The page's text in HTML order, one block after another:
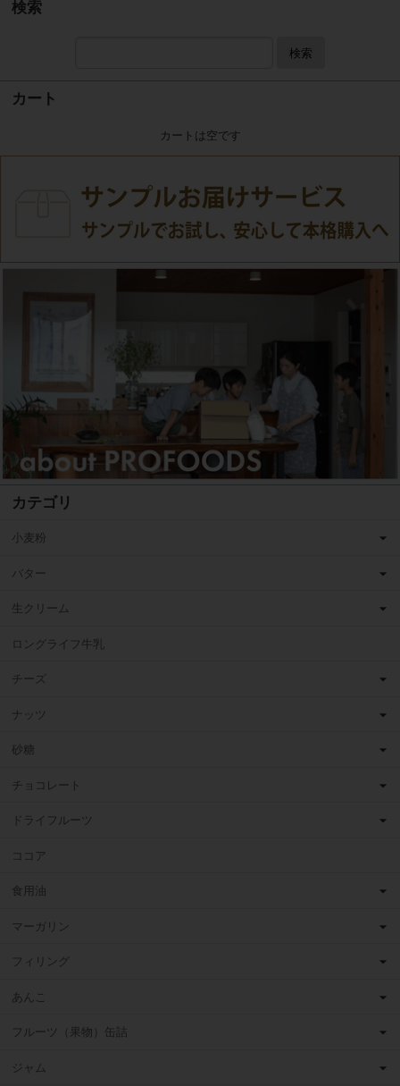
検索
検索
カート
カートは空です
カテゴリ
小麦粉
バター
生クリーム
ロングライフ牛乳
チーズ
ナッツ
砂糖
チョコレート
ドライフルーツ
ココア
食用油
マーガリン
フィリング
あんこ
フルーツ（果物）缶詰
ジャム